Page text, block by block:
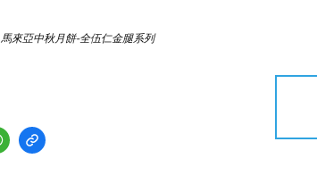
馬來亞中秋月餅-全伍仁金腿系列